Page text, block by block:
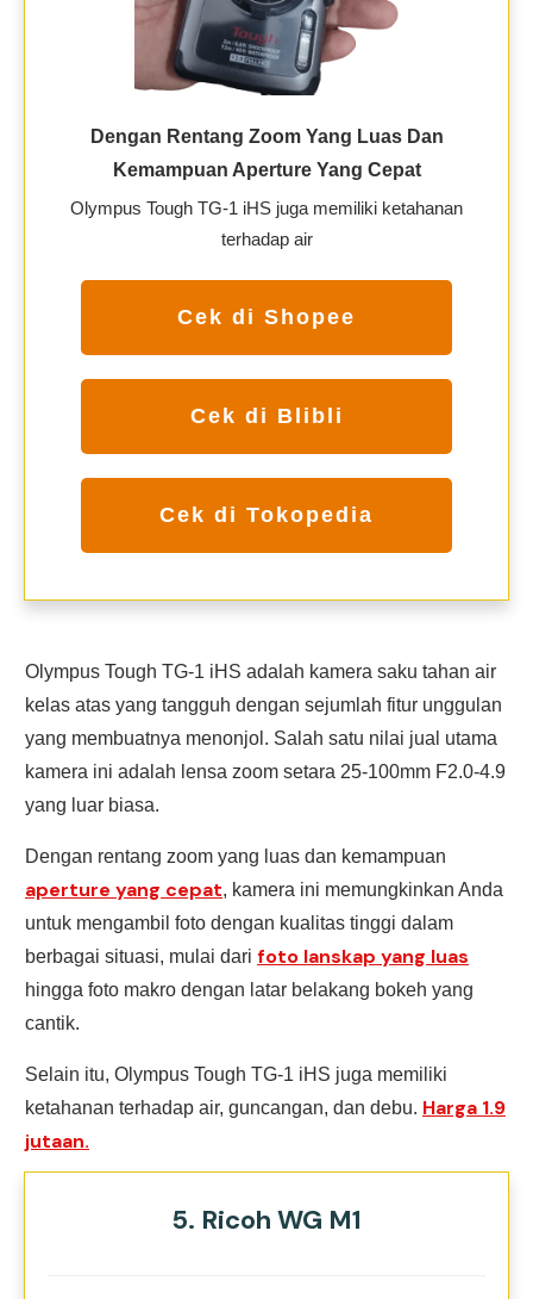
Dengan Rentang Zoom Yang Luas Dan
Kemampuan Aperture Yang Cepat
Olympus Tough TG-1 iHS juga memiliki ketahanan
terhadap air
Cek di Shopee
Cek di Blibli
Cek di Tokopedia
Olympus Tough TG-1 iHS adalah kamera saku tahan air
kelas atas yang tangguh dengan sejumlah fitur unggulan
yang membuatnya menonjol. Salah satu nilai jual utama
kamera ini adalah lensa zoom setara 25-100mm F2.0-4.9
yang luar biasa.
Dengan rentang zoom yang luas dan kemampuan
aperture yang cepat, kamera ini memungkinkan Anda
untuk mengambil foto dengan kualitas tinggi dalam
berbagai situasi, mulai dari foto lanskap yang luas
hingga foto makro dengan latar belakang bokeh yang
cantik.
Selain itu, Olympus Tough TG-1 iHS juga memiliki
ketahanan terhadap air, guncangan, dan debu. Harga 1.9
jutaan.
5. Ricoh WG M1